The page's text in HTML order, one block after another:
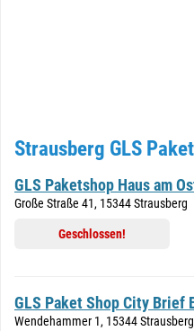
Strausberg GLS
GLS Paketshop Haus am
Große Straße 41, 15344 Strausberg
Geschlossen!
GLS Paket Shop City Brief
Wendehammer 1, 15344 Strausberg